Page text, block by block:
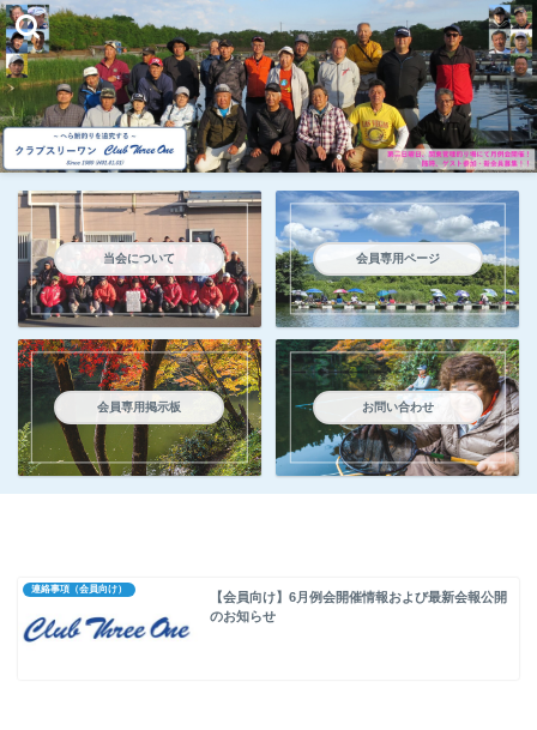
当会について 会員専用ページ
会員専用掲示板 お問い合わせ
連絡事項（会員向け）
【会員向け】6月例会開催情報および最新会報公開
のお知らせ